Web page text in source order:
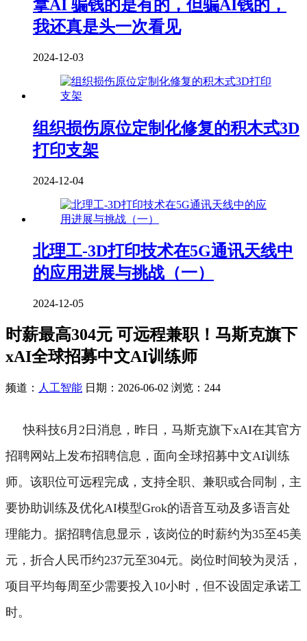
拿AI 骗钱的是有的，但骗AI钱的，
我还真是头一次看见
2024-12-03
组织损伤原位定制化修复的积木式3D
打印支架
2024-12-04
北理工-3D打印技术在5G通讯天线中
的应用进展与挑战（一）
2024-12-05
时薪最高304元 可远程兼职！马斯克旗下
xAI全球招募中文AI训练师
频道： 人工智能 日期： 2026-06-02 浏览：244
快科技6月2日消息，昨日，马斯克旗下xAI在其官方
招聘网站上发布招聘信息，面向全球招募中文AI训练
师。 该职位可远程完成，支持全职、兼职或合同制，主
要协助训练及优化AI模型Grok的语音互动及多语言处
理能力。 据招聘信息显示，该岗位的时薪约为35至45美
元，折合人民币约237元至304元。 岗位时间较为灵活，
项目平均每周至少需要投入10小时，但不设固定承诺工
时。